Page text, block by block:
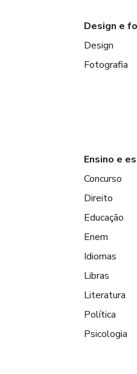
Design e
Design
Fotografia
Ensino e
Concurso
Direito
Educação
Enem
Idiomas
Libras
Literatura
Política
Psicologia